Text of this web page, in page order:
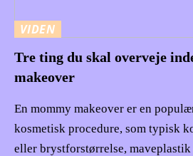
VIDEN
Tre ting du skal overveje
makeover
En mommy makeover er en
kosmetisk procedure, som typisk
eller brystforstørrelse,